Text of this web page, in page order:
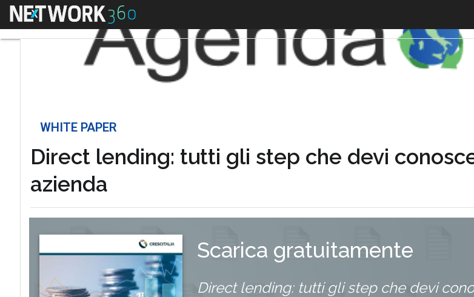
Menu
WHITE PAPER
Direct lending: tutti gli step che devi
azienda
Scarica gratuitamente
Direct lending: tutti gli step che devi